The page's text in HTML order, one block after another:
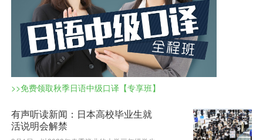
>>免费领取秋季日语中级口译【专享班】
有声听读新闻：日本高校毕业生就
活说明会解禁